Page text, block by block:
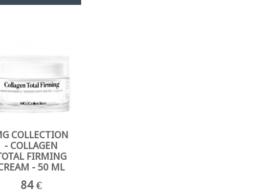
COLLECTION
- COLLAGEN
FIRMING
- 50 ML
84 €